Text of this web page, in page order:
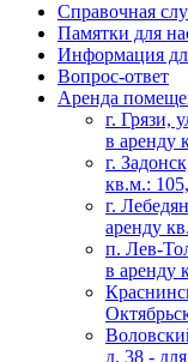
Справочная
Памятки для
Информация
Вопрос-ответ
Аренда
г. Грязи,
в аренду
г.
кв.м.:
г.
аренду
п. Лев-
в аренду
д. 38 -